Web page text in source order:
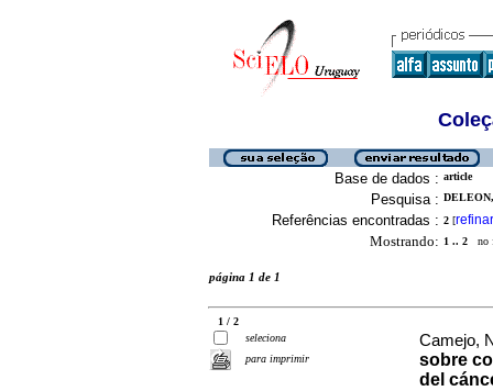
Base de dados : article
Pesquisa :
Referências encontradas : 2 [refinar
Mostrando: 1 .. 2 no
página 1 de 1
1 / 2
seleciona
para imprimir
Camejo,
sobre
del